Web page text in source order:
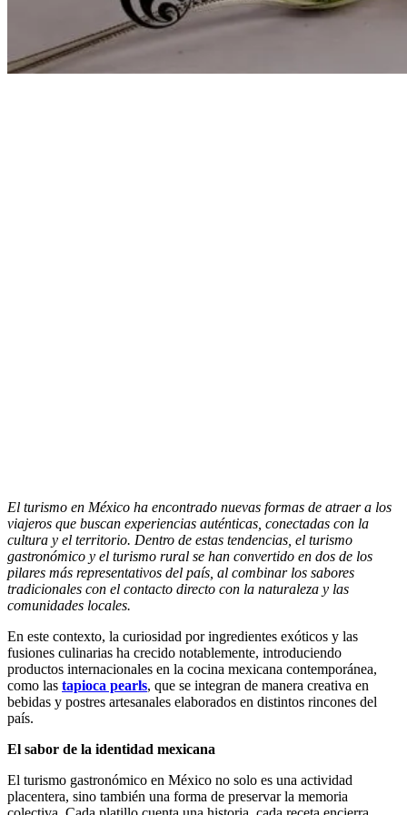
El turismo en México ha encontrado nuevas formas de atraer a los
viajeros que buscan experiencias auténticas, conectadas con la
cultura y el territorio. Dentro de estas tendencias, el turismo
gastronómico y el turismo rural se han convertido en dos de los
pilares más representativos del país, al combinar los sabores
tradicionales con el contacto directo con la naturaleza y las
comunidades locales.
En este contexto, la curiosidad por ingredientes exóticos y las
fusiones culinarias ha crecido notablemente, introduciendo
productos internacionales en la cocina mexicana contemporánea,
como las tapioca pearls, que se integran de manera creativa en
bebidas y postres artesanales elaborados en distintos rincones del
país.
El sabor de la identidad mexicana
El turismo gastronómico en México no solo es una actividad
placentera, sino también una forma de preservar la memoria